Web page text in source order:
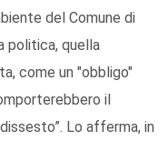
del Comune di
politica, quella
come un "obbligo"
il
Lo afferma, in